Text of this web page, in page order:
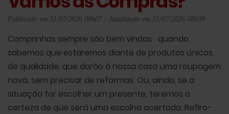
Publicado em 31/07/2026 08h07 - Atualizado em 31/07/2026 08h09
Comprinhas sempre são bem vindas quando
sabemos que estaremos diante de produtos únicos,
de qualidade, que darão à nossa casa uma roupagem
nova, sem precisar de reformas. Ou, ainda, se a
situação for escolher um presente, teremos a
certeza de que será uma escolha acertada. Refiro-